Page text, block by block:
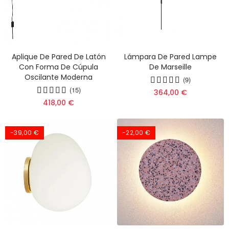
Aplique De Pared De Latón
Con Forma De Cúpula
Oscilante Moderna
(15)
418,00 €
Lámpara De Pared Lampe
De Marseille
(9)
364,00 €
-39,00 € -22,00 €